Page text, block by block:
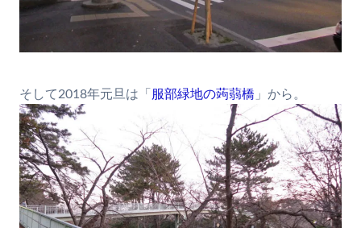
そして2018年元旦は「 服部緑地の蒟蒻橋 」から。